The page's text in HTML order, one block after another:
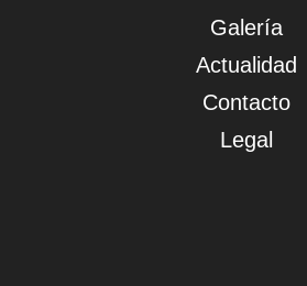
Galería
Actualidad
Contacto
Legal